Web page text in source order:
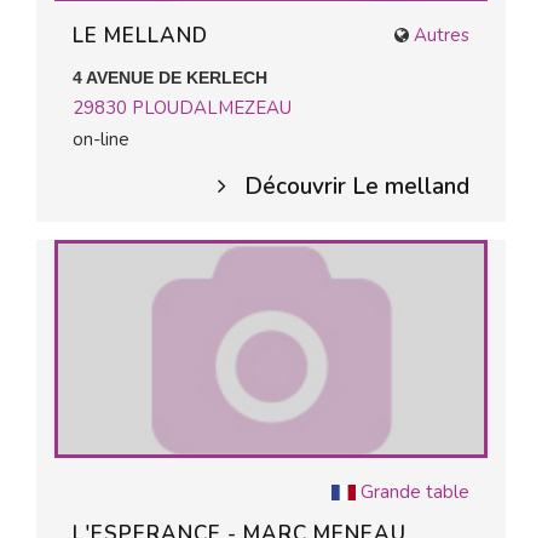
Autres
LE MELLAND
4 AVENUE DE KERLECH
29830 PLOUDALMEZEAU
on-line
Découvrir Le melland
Grande table